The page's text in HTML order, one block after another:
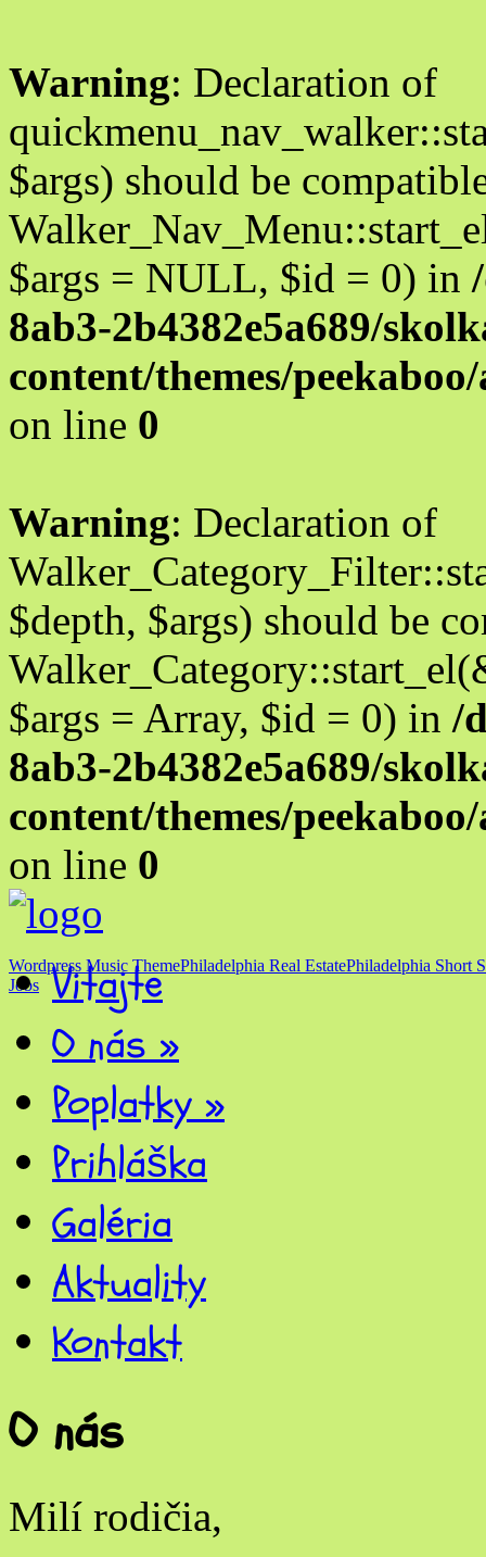
Warning: Declaration of
$args) should be
$args = NULL, $id = 0) in
8ab3-2b4382e5a689/
content/themes/
on line 0
Warning: Declaration of
$depth, $args) should be
$args = Array, $id = 0) in /
8ab3-2b4382e5a689/
content/themes/
on line 0
Vitajte
O nás»
Poplatky»
Prihláška
Galéria
Aktuality
Kontakt
Wordpress Music ThemePhiladelphia Real EstatePhiladelphia Short
Jobs
O nás
Milí rodičia,